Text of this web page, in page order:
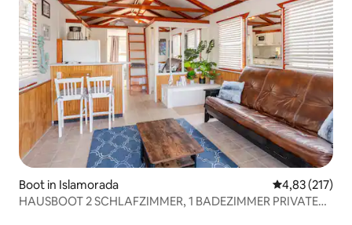
Boot in Islamorada
4,83 (217)
HAUSBOOT 2 SCHLAFZIMMER, 1 BADEZIMMER PRIVATE